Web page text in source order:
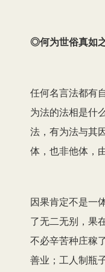
◎何为世俗真如
任何名言法都有
为法的法相是什
法，有为法与其
体，也非他体，
因果肯定不是一
了无二无别，果
不必辛苦种庄稼
善业；工人制瓶